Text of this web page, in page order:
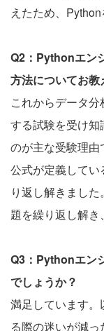
えたため、Python
Q2：Pythonエン
方法についてお教
これからデータ
する試験を受け
のが主な受験理由
公式が定義して
り返し解きまし
題を繰り返し解き
Q3：Pythonエン
でしょうか？
満足しています
る際の迷いが減